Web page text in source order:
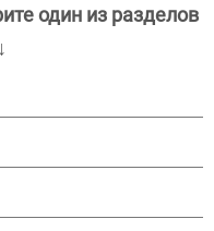
один из разделов